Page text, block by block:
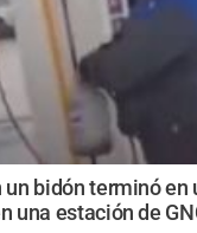
un bidón terminó en
una estación de